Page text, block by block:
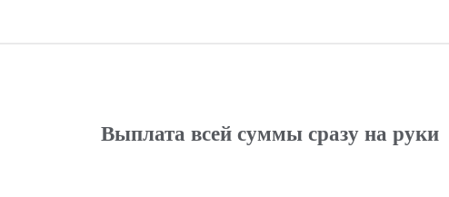
Выплата всей суммы сразу на руки